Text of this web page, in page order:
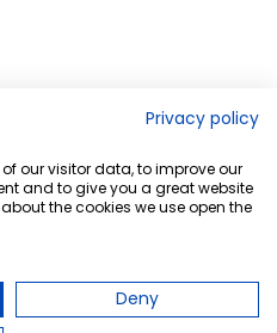
Privacy policy
our visitor data, to improve our
and to give you a great website
the cookies we use open the
Deny